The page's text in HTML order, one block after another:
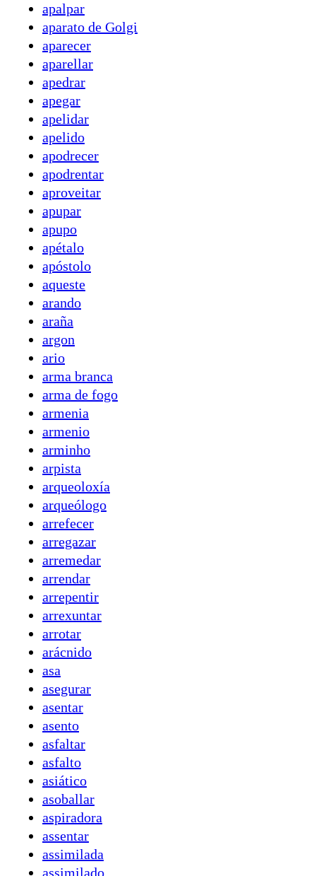
apalpar
aparato de Golgi
aparecer
aparellar
apedrar
apegar
apelidar
apelido
apodrecer
apodrentar
aproveitar
apupar
apupo
apétalo
apóstolo
aqueste
arando
araña
argon
ario
arma branca
arma de fogo
armenia
armenio
arminho
arpista
arqueoloxía
arqueólogo
arrefecer
arregazar
arremedar
arrendar
arrepentir
arrexuntar
arrotar
arácnido
asa
asegurar
asentar
asento
asfaltar
asfalto
asiático
asoballar
aspiradora
assentar
assimilada
assimilado